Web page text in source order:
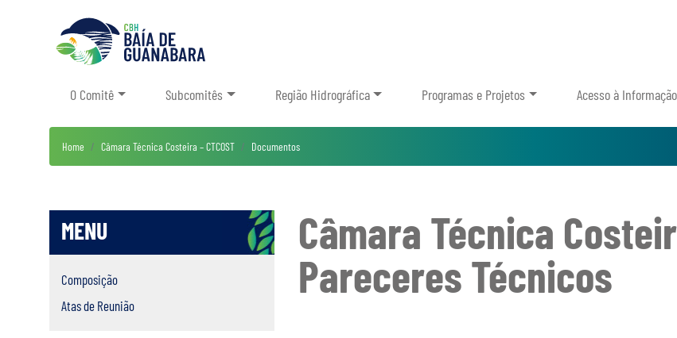
O Comitê Subcomitês Região Hidrográfica Programas e Projetos Acesso à Informação
Home Câmara Técnica Costeira – CTCOST Documentos
MENU
Composição
Atas de Reunião
Câmara Técnica
Pareceres Técnicos